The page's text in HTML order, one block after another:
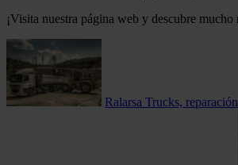
¡Visita nuestra página web y descubre
Ralarsa Trucks,